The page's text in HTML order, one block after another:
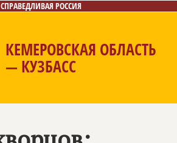
СПРАВЕДЛИВАЯ РОССИЯ
КЕМЕРОВСКАЯ ОБЛАСТЬ
— КУЗБАСС
Видео